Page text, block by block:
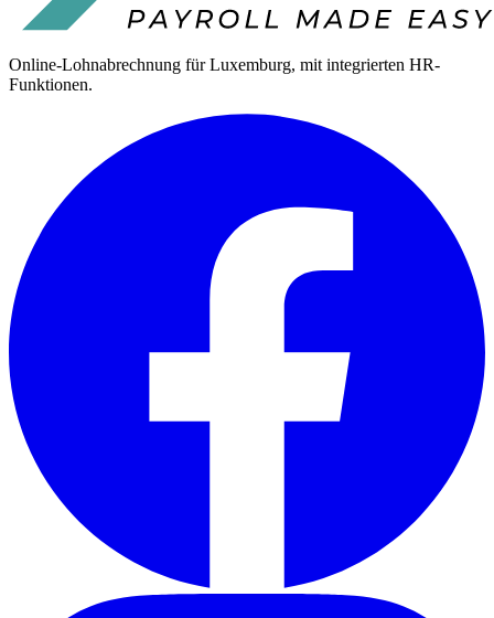
Online-Lohnabrechnung für Luxemburg, mit integrierten HR-
Funktionen.